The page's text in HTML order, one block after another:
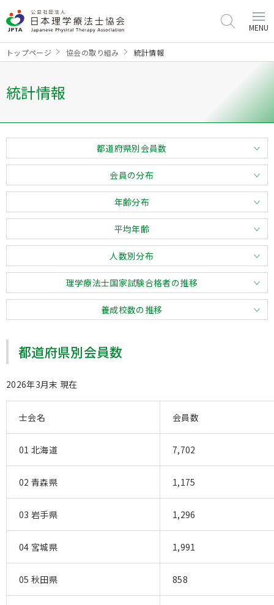
MENU
トップページ 協会の取り組み 統計情報
統計情報
都道府県別会員数
会員の分布
年齢分布
平均年齢
人数別分布
理学療法士国家試験合格者の推移
養成校数の推移
都道府県別会員数
2026年3月末 現在
士会名 会員数
01 北海道 7,702
02 青森県 1,175
03 岩手県 1,296
04 宮城県 1,991
05 秋田県 858